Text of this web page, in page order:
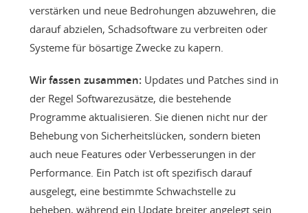
verstärken und neue Bedrohungen abzuwehren, die
darauf abzielen, Schadsoftware zu verbreiten oder
Systeme für bösartige Zwecke zu kapern.
Wir fassen zusammen: Updates und Patches sind in
der Regel Softwarezusätze, die bestehende
Programme aktualisieren. Sie dienen nicht nur der
Behebung von Sicherheitslücken, sondern bieten
auch neue Features oder Verbesserungen in der
Performance. Ein Patch ist oft spezifisch darauf
ausgelegt, eine bestimmte Schwachstelle zu
beheben, während ein Update breiter angelegt sein